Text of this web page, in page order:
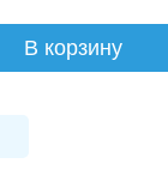
В корзину